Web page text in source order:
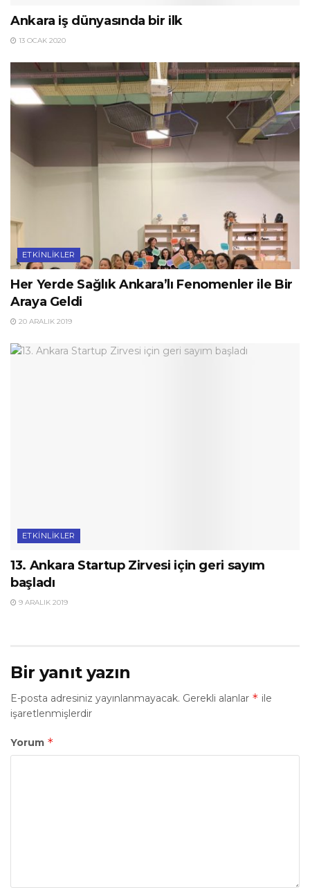
Ankara iş dünyasında bir ilk
13 OCAK 2020
ETKINLIKLER
Her Yerde Sağlık Ankara’lı Fenomenler ile Bir
Araya Geldi
20 ARALIK 2019
ETKINLIKLER
13. Ankara Startup Zirvesi için geri sayım
başladı
9 ARALIK 2019
Bir yanıt yazın
E-posta adresiniz yayınlanmayacak. Gerekli alanlar * ile
işaretlenmişlerdir
Yorum *